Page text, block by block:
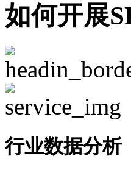
如何开展
行业数据分析